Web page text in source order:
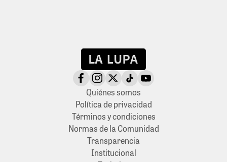
Quiénes somos
Política de privacidad
Términos y condiciones
Normas de la Comunidad
Transparencia
Institucional